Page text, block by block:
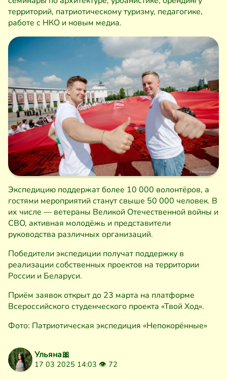
территорий, патриотическому туризму, педагогике,
работе с НКО и новым медиа.
Экспедицию поддержат более 10 000 волонтёров, а
гостями мероприятий станут свыше 50 000 человек. В
их числе — ветераны Великой Отечественной войны и
СВО, активная молодёжь и представители
руководства различных организаций.
Победители экспедиции получат поддержку в
реализации собственных проектов на территории
России и Беларуси.
Приём заявок открыт до 23 марта на платформе
Всероссийского студенческого проекта «Твой Ход».
Фото: Патриотическая экспедиция «Непокорённые»
Ульяна🎀
17 03 2025 14:03 👁 72